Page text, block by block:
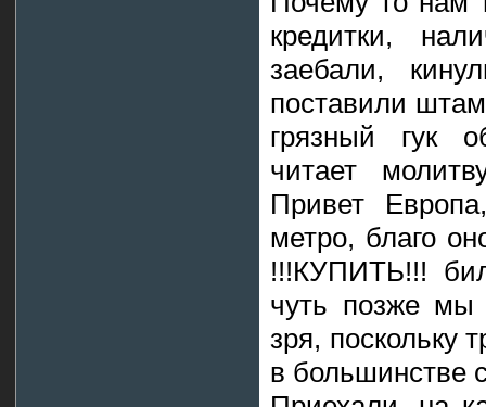
кредитки,
заебали,
поставили
грязный гук
читает
Привет
метро, благо
!!!КУПИТЬ!!!
чуть позже мы
зря, поскольку
в большинстве